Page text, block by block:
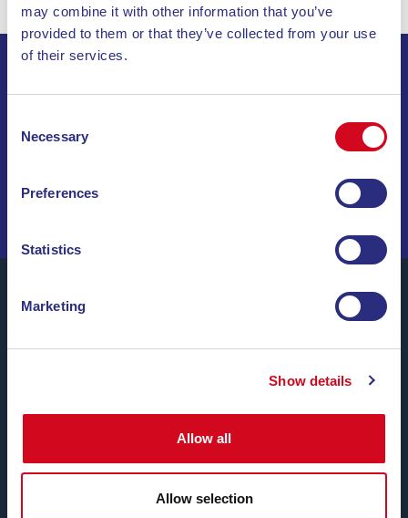
may combine it with other information that you’ve
provided to them or that they’ve collected from your use
of their services.
Selection
Necessary
Preferences
Statistics
Marketing
Show details
Allow all
Allow selection
ISCRIVITI ALLA NEWSLETTER
INVIA
NAVIGA TRA OFFERTE SPECIALI, DESTINAZIONI DA
tutto l’anno con tariffe
Piombino e Portoferraio.
Non vediamo l’ora di vederti a bordo.